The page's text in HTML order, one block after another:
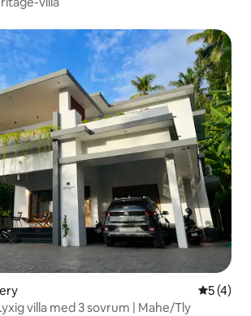
5 av 5 i
5 (4)
Elegance Lyxig villa med 3 sovrum | Mahe/Tly